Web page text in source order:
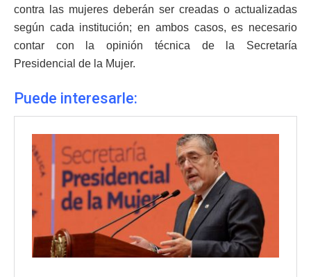
contra las mujeres deberán ser creadas o actualizadas
según cada institución; en ambos casos, es necesario
contar con la opinión técnica de la Secretaría
Presidencial de la Mujer.
Puede interesarle: